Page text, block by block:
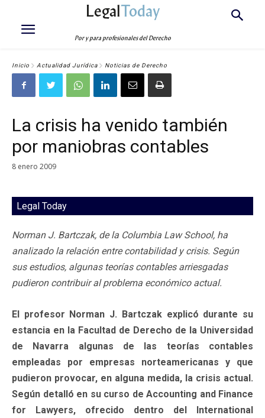
LegalToday
Por y para profesionales del Derecho
Inicio Actualidad Jurídica Noticias de Derecho
La crisis ha venido también
por maniobras contables
8 enero 2009
Legal Today
Norman J. Bartczak, de la Columbia Law School, ha
analizado la relación entre contabilidad y crisis. Según
sus estudios, algunas teorías contables arriesgadas
pudieron contribuir al problema económico actual.
El profesor Norman J. Bartczak explicó durante su
estancia en la Facultad de Derecho de la Universidad
de Navarra algunas de las teorías contables
empleadas por empresas norteamericanas y que
pudieron provocar, en alguna medida, la crisis actual.
Según detalló en su curso de Accounting and Finance
for Lawyers, ofrecido dentro del International